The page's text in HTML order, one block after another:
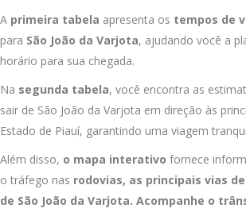
A primeira tabela apresenta os tempos de
para São João da Varjota, ajudando você a
horário para sua chegada.
Na segunda tabela, você encontra as
sair de São João da Varjota em direção às
Estado de Piauí, garantindo uma viagem
Além disso, o mapa interativo fornece
o tráfego nas rodovias, as principais vias
de São João da Varjota. Acompanhe o